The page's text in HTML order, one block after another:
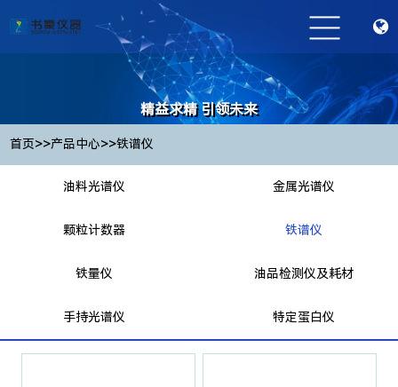
精益求精 引领未来
Striving for excellence and leading the future
首页>>产品中心>>铁谱仪
油料光谱仪 金属光谱仪
颗粒计数器 铁谱仪
铁量仪 油品检测仪及耗材
手持光谱仪 特定蛋白仪